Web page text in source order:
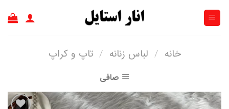
خانه / لباس زنانه / تاپ و کراپ
صافی